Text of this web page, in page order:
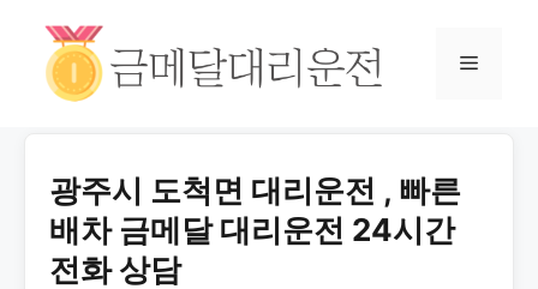
광주시 도척면 대리운전 , 빠른
배차 금메달 대리운전 24시간
전화 상담